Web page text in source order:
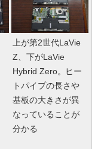
上が第2世代LaVie
Z、下がLaVie
Hybrid Zero。ヒー
トパイプの長さや
基板の大きさが異
なっていることが
分かる